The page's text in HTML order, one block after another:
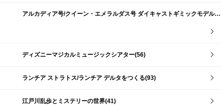
アルカディア号/クイーン・エメラルダス号 ダイキャストギミックモデルをつくる(159)
ディズニーマジカルミュージックシアター(56)
ランチア ストラトス/ランチア デルタをつくる(93)
江戸川乱歩とミステリーの世界(41)